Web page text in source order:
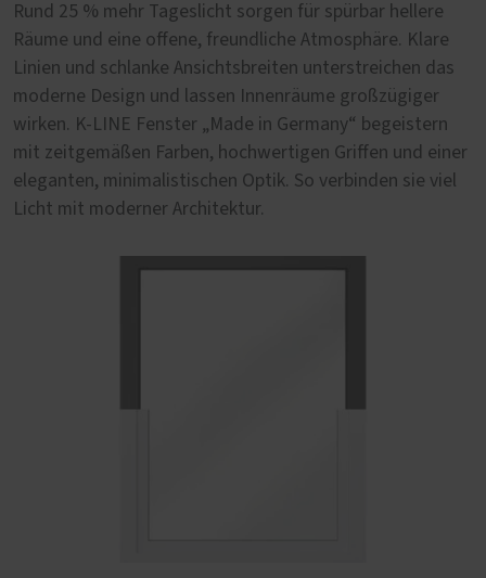
Rund 25 % mehr Tageslicht sorgen für spürbar hellere
Räume und eine offene, freundliche Atmosphäre. Klare
Linien und schlanke Ansichtsbreiten unterstreichen das
moderne Design und lassen Innenräume großzügiger
wirken. K-LINE Fenster „Made in Germany“ begeistern
mit zeitgemäßen Farben, hochwertigen Griffen und einer
eleganten, minimalistischen Optik. So verbinden sie viel
Licht mit moderner Architektur.